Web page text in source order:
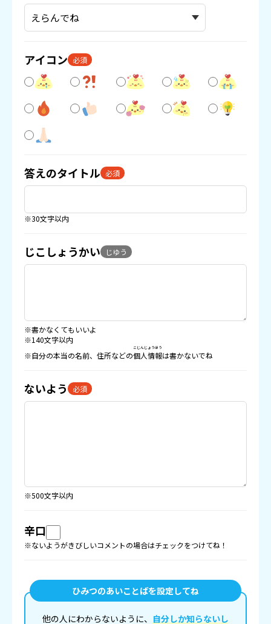
アイコン 必須
答えのタイトル 必須
※30文字以内
じこしょうかい じゆう
※書かなくてもいいよ
※140文字以内
※自分の本当の名前、住所などの個人情報
こじんじょうほう
は書かないでね
ないよう 必須
※500文字以内
辛口
※ないようがきびしいコメントの場合はチェックをつけてね！
ひみつのあいことばを設定してね
他の人にわからないように、 自分しか知らないし